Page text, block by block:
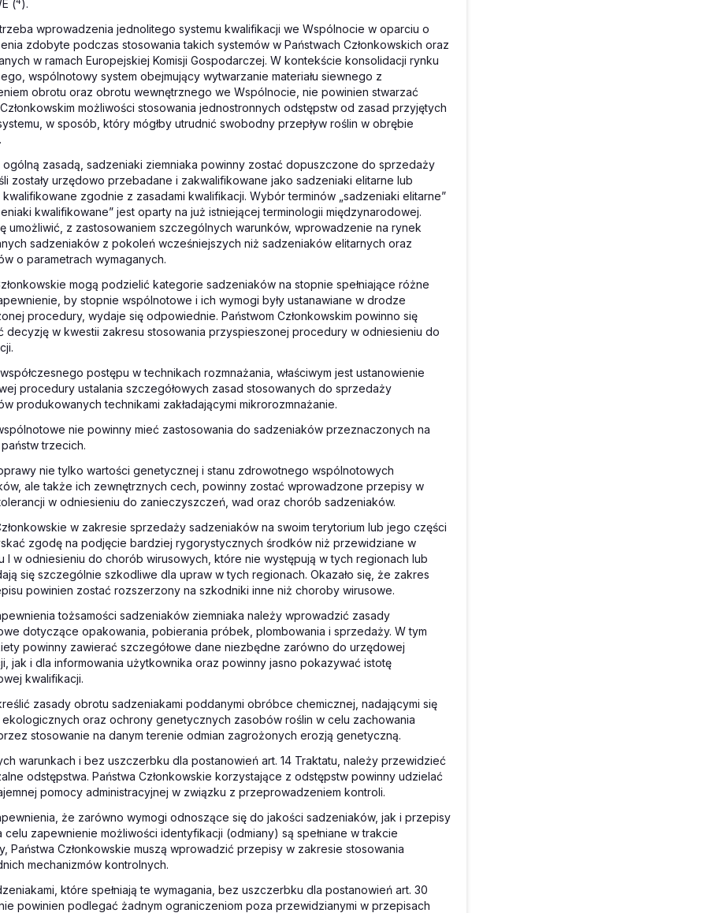
( ).
wprowadzenia jednolitego systemu kwalifikacji we Wspólnocie w oparciu o
zdobyte podczas stosowania takich systemów w Państwach Członkowskich oraz
w ramach Europejskiej Komisji Gospodarczej. W kontekście konsolidacji rynku
wspólnotowy system obejmujący wytwarzanie materiału siewnego z
obrotu oraz obrotu wewnętrznego we Wspólnocie, nie powinien stwarzać
możliwości stosowania jednostronnych odstępstw od zasad przyjętych
w sposób, który mógłby utrudnić swobodny przepływ roślin w obrębie
zasadą, sadzeniaki ziemniaka powinny zostać dopuszczone do sprzedaży
zostały urzędowo przebadane i zakwalifikowane jako sadzeniaki elitarne lub
zgodnie z zasadami kwalifikacji. Wybór terminów „sadzeniaki elitarne”
kwalifikowane” jest oparty na już istniejącej terminologii międzynarodowej.
umożliwić, z zastosowaniem szczególnych warunków, wprowadzenie na rynek
sadzeniaków z pokoleń wcześniejszych niż sadzeniaków elitarnych oraz
o parametrach wymaganych.
mogą podzielić kategorie sadzeniaków na stopnie spełniające różne
by stopnie wspólnotowe i ich wymogi były ustanawiane w drodze
procedury, wydaje się odpowiednie. Państwom Członkowskim powinno się
decyzję w kwestii zakresu stosowania przyspieszonej procedury w odniesieniu do
postępu w technikach rozmnażania, właściwym jest ustanowienie
procedury ustalania szczegółowych zasad stosowanych do sprzedaży
produkowanych technikami zakładającymi mikrorozmnażanie.
nie powinny mieć zastosowania do sadzeniaków przeznaczonych na
trzecich.
nie tylko wartości genetycznej i stanu zdrowotnego wspólnotowych
ale także ich zewnętrznych cech, powinny zostać wprowadzone przepisy w
w odniesieniu do zanieczyszczeń, wad oraz chorób sadzeniaków.
w zakresie sprzedaży sadzeniaków na swoim terytorium lub jego części
zgodę na podjęcie bardziej rygorystycznych środków niż przewidziane w
I w odniesieniu do chorób wirusowych, które nie występują w tych regionach lub
się szczególnie szkodliwe dla upraw w tych regionach. Okazało się, że zakres
powinien zostać rozszerzony na szkodniki inne niż choroby wirusowe.
tożsamości sadzeniaków ziemniaka należy wprowadzić zasady
dotyczące opakowania, pobierania próbek, plombowania i sprzedaży. W tym
powinny zawierać szczegółowe dane niezbędne zarówno do urzędowej
jak i dla informowania użytkownika oraz powinny jasno pokazywać istotę
kwalifikacji.
zasady obrotu sadzeniakami poddanymi obróbce chemicznej, nadającymi się
oraz ochrony genetycznych zasobów roślin w celu zachowania
stosowanie na danym terenie odmian zagrożonych erozją genetyczną.
warunkach i bez uszczerbku dla postanowień art. 14 Traktatu, należy przewidzieć
odstępstwa. Państwa Członkowskie korzystające z odstępstw powinny udzielać
pomocy administracyjnej w związku z przeprowadzeniem kontroli.
że zarówno wymogi odnoszące się do jakości sadzeniaków, jak i przepisy
celu zapewnienie możliwości identyfikacji (odmiany) są spełniane w trakcie
Państwa Członkowskie muszą wprowadzić przepisy w zakresie stosowania
mechanizmów kontrolnych.
które spełniają te wymagania, bez uszczerbku dla postanowień art. 30
powinien podlegać żadnym ograniczeniom poza przewidzianymi w przepisach